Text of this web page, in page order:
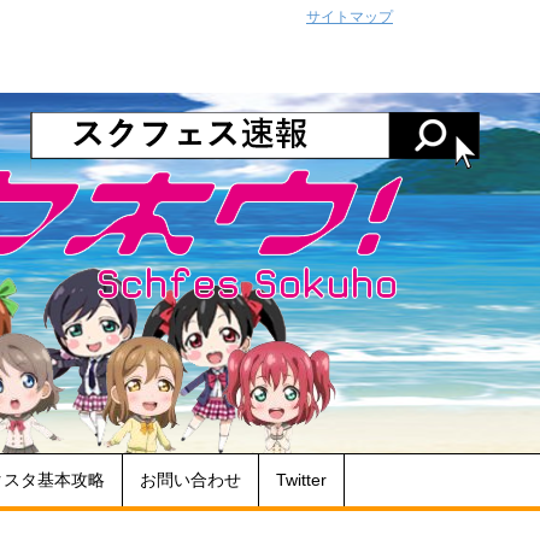
スタ基本攻略 お問い合わせ Twitter
サイトマップ